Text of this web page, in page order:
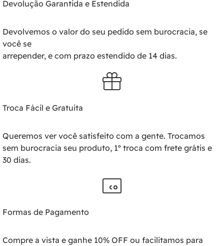
Devolução Garantida e Estendida
Devolvemos o valor do seu pedido sem burocracia, se
você se
arrepender, e com prazo estendido de 14 dias.
Troca Fácil e Gratuita
Queremos ver você satisfeito com a gente. Trocamos
sem burocracia seu produto, 1º troca com frete grátis e
30 dias.
Formas de Pagamento
Compre a vista e ganhe 10% OFF ou facilitamos para